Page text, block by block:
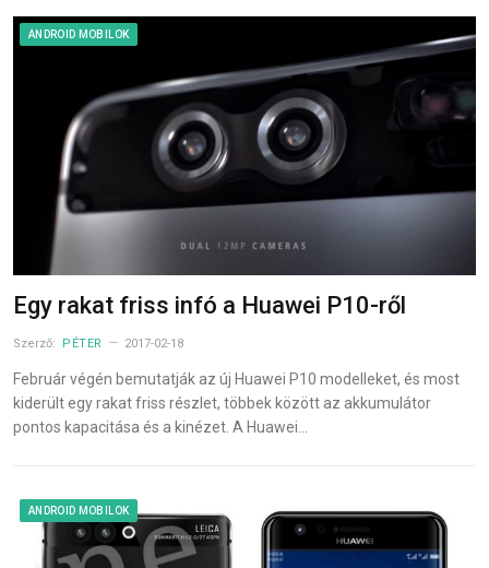
ANDROID MOBILOK
Egy rakat friss infó a Huawei P10-ről
Szerző: PÉTER 2017-02-18
Február végén bemutatják az új Huawei P10 modelleket, és most
kiderült egy rakat friss részlet, többek között az akkumulátor
pontos kapacitása és a kinézet. A Huawei…
ANDROID MOBILOK